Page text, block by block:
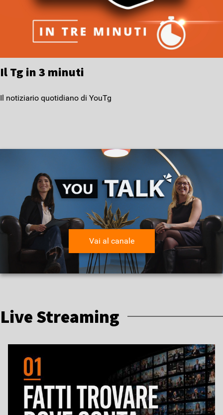
Il Tg in 3 minuti
Il notiziario quotidiano di YouTg
Vai al canale
Live Streaming